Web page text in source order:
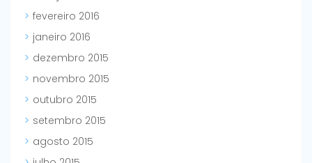
fevereiro 2016
janeiro 2016
dezembro 2015
novembro 2015
outubro 2015
setembro 2015
agosto 2015